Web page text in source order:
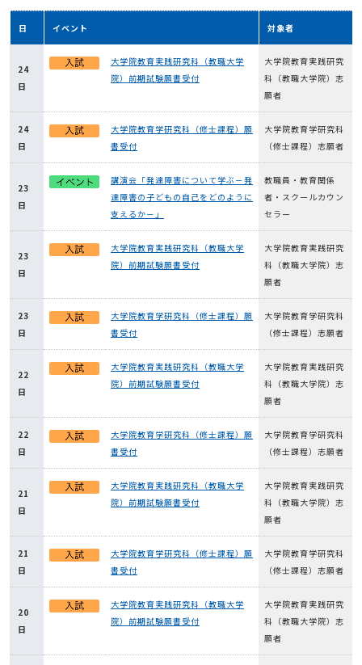
日 イベント 対象者
24
日
大学院教育実践研究科（教職大学
院）前期試験願書受付
大学院教育実践研究
科（教職大学院）志
願者
24
日
大学院教育学研究科（修士課程）願
書受付
大学院教育学研究科
（修士課程）志願者
23
日
講演会「発達障害について学ぶ－発
達障害の子どもの自己をどのように
支えるか－」
教職員・教育関係
者・スクールカウン
セラー
23
日
大学院教育実践研究科（教職大学
院）前期試験願書受付
大学院教育実践研究
科（教職大学院）志
願者
23
日
大学院教育学研究科（修士課程）願
書受付
大学院教育学研究科
（修士課程）志願者
22
日
大学院教育実践研究科（教職大学
院）前期試験願書受付
大学院教育実践研究
科（教職大学院）志
願者
22
日
大学院教育学研究科（修士課程）願
書受付
大学院教育学研究科
（修士課程）志願者
21
日
大学院教育実践研究科（教職大学
院）前期試験願書受付
大学院教育実践研究
科（教職大学院）志
願者
21
日
大学院教育学研究科（修士課程）願
書受付
大学院教育学研究科
（修士課程）志願者
20
日
大学院教育実践研究科（教職大学
院）前期試験願書受付
大学院教育実践研究
科（教職大学院）志
願者